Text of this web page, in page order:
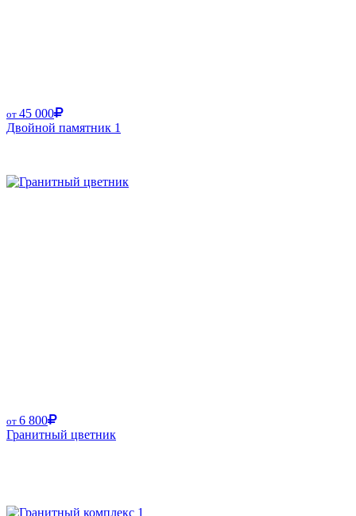
от 45 000
Двойной памятник 1
от 6 800
Гранитный цветник